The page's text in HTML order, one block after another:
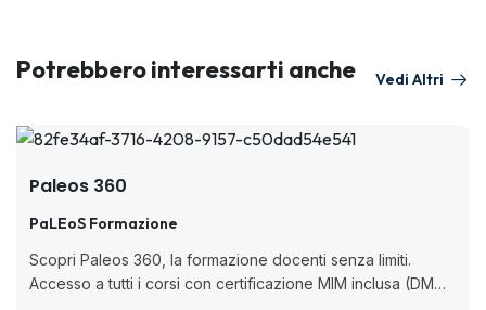
Potrebbero interessarti anche Vedi Altri
Paleos 360
PaLEoS Formazione
Scopri Paleos 360, la formazione docenti senza limiti.
Accesso a tutti i corsi con certificazione MIM inclusa (DM